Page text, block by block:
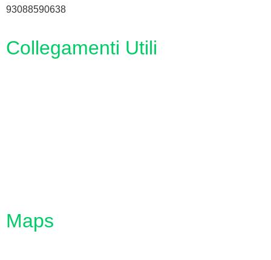
93088590638
Collegamenti Utili
Maps